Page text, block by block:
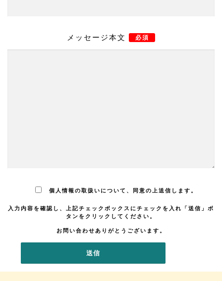
メッセージ本文 必須
個人情報の取扱いについて、同意の上送信します。
入力内容を確認し、上記チェックボックスにチェックを入れ「送信」ボ
タンをクリックしてください。
お問い合わせありがとうございます。